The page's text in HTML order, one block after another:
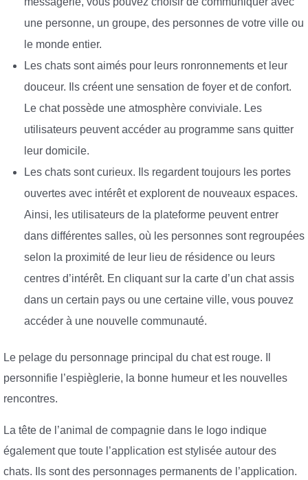
une personne, un groupe, des personnes de votre ville ou
le monde entier.
Les chats sont aimés pour leurs ronronnements et leur
douceur. Ils créent une sensation de foyer et de confort.
Le chat possède une atmosphère conviviale. Les
utilisateurs peuvent accéder au programme sans quitter
leur domicile.
Les chats sont curieux. Ils regardent toujours les portes
ouvertes avec intérêt et explorent de nouveaux espaces.
Ainsi, les utilisateurs de la plateforme peuvent entrer
dans différentes salles, où les personnes sont regroupées
selon la proximité de leur lieu de résidence ou leurs
centres d’intérêt. En cliquant sur la carte d’un chat assis
dans un certain pays ou une certaine ville, vous pouvez
accéder à une nouvelle communauté.
Le pelage du personnage principal du chat est rouge. Il
personnifie l’espièglerie, la bonne humeur et les nouvelles
rencontres.
La tête de l’animal de compagnie dans le logo indique
également que toute l’application est stylisée autour des
chats. Ils sont des personnages permanents de l’application.